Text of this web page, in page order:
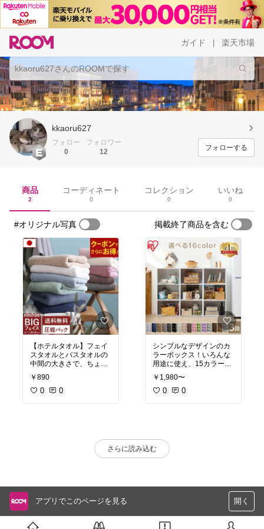
ガイド 楽天市場
kkaoru627
フォロー
0
フォロワー
12
フォローする
商品
2
コーディネート
0
コレクション
0
いいね
0
#オリジナル写真 掲載終了商品を含む
【ホテルタオル】フェイ
スタオルとバスタオルの
中間の大きさで、ちょう
どいい！色も豊富で、何
枚も揃えたくなります！
￥890
0 0
シンプルなデザインのカ
ラーボックス！いろんな
用途に使え、15カラーと
自分好みで揃えられま
す！付属の部品のみで組
み立て可能です！
￥1,980〜
0 0
さらに読み込む
アプリでこのページを見る 開く